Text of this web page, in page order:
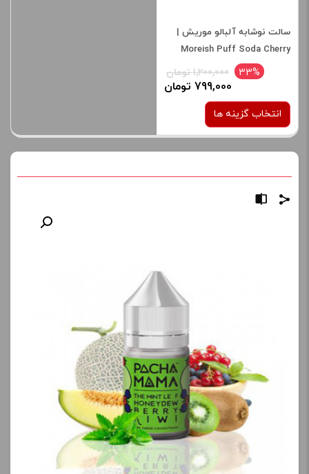
سالت نوشابه آلبالو موریش |
Moreish Puff Soda Cherry
33% 1,200,000 تومان
799,000 تومان
انتخاب گزینه ها
محصول را از کادر بالا انتخاب
آخرین بروزرسانی
قیمت: 18 ساعت پیش
تمامی قیمت ها بروز